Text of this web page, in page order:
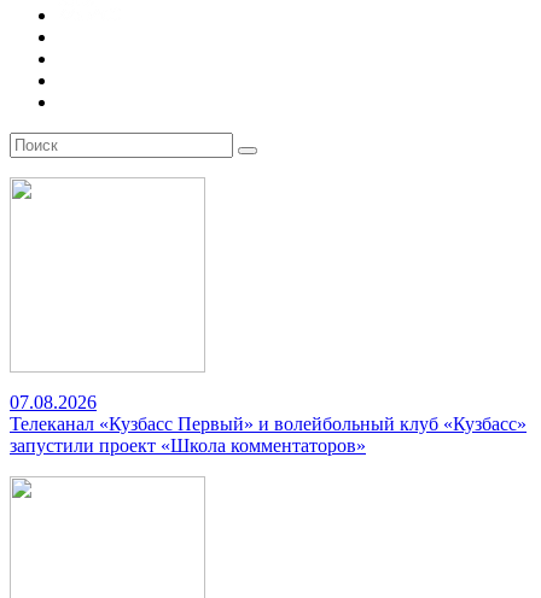
07.08.2026
Телеканал «Кузбасс Первый» и волейбольный клуб «Кузбасс»
запустили проект «Школа комментаторов»